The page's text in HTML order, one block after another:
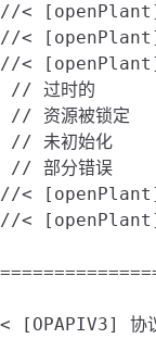
< [openPlant]
<
< [openPlant]
过时的
资源被锁定
未初始化
部分错误
[openPlant]
[openPlant]
协